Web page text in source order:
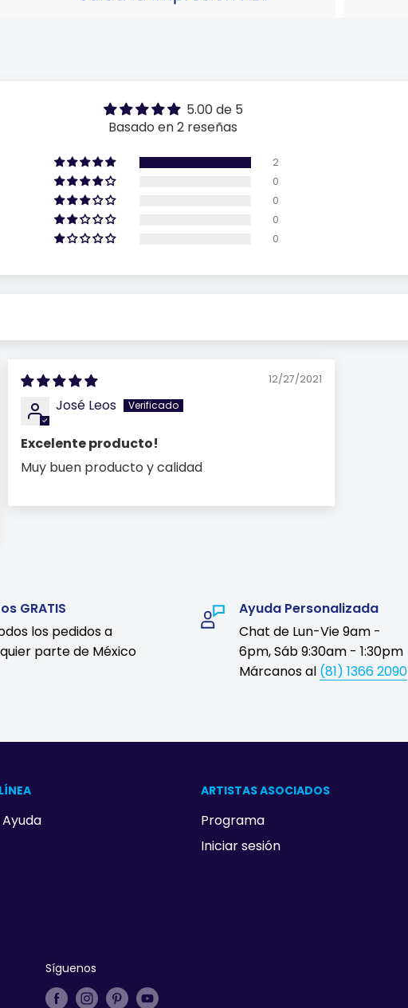
5.00 de 5
Basado en 2 reseñas
2
0
0
0
0
12/27/2021
José Leos
Excelente producto!
Muy buen producto y calidad
GRATIS
los pedidos a
parte de México
Ayuda Personalizada
Chat de Lun-Vie 9am -
6pm, Sáb 9:30am - 1:30pm
Márcanos al (81) 1366 2090
ARTISTAS ASOCIADOS
Programa
Iniciar sesión
Síguenos